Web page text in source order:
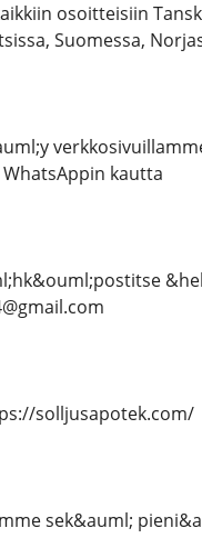
osoitteisiin
Suomessa,
kautta
solljusapotek.com/
sek&auml;